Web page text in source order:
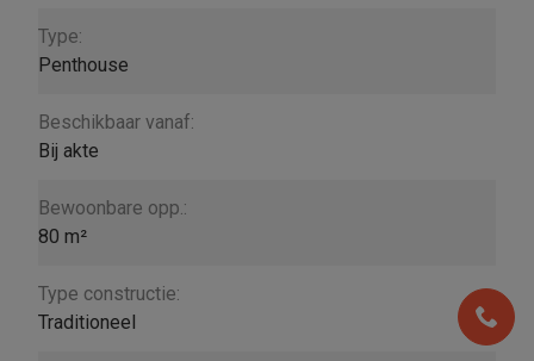
Type:
Penthouse
Beschikbaar vanaf:
Bij akte
Bewoonbare opp.:
80 m²
Type constructie:
Traditioneel